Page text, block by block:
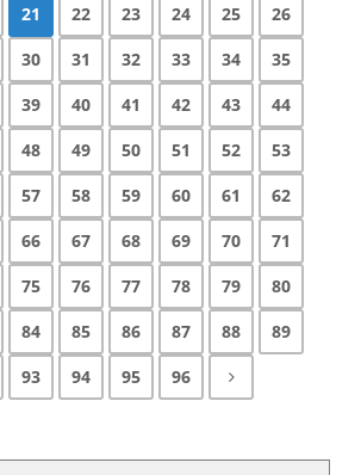
21 22 23 24 25
26
30 31 32 33 34
35
39 40 41 42 43
44
48 49 50 51 52
53
57 58 59 60 61
62
66 67 68 69 70
71
75 76 77 78 79
80
84 85 86 87 88
89
93 94 95 96